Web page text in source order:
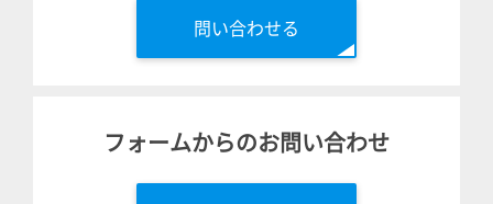
問い合わせる
フォームからのお問い合わせ